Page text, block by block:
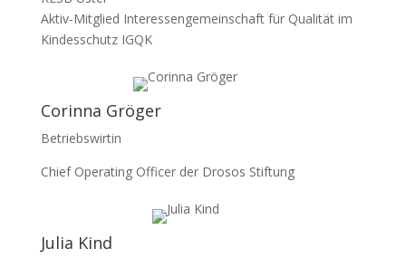
Aktiv-Mitglied Interessengemeinschaft für Qualität im
Kindesschutz IGQK
Corinna Gröger
Betriebswirtin
Chief Operating Officer der Drosos Stiftung
Julia Kind